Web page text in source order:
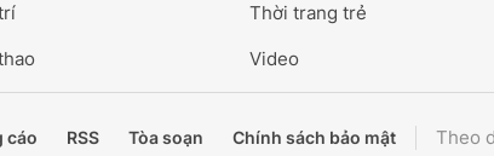
Thời trang trẻ
Video
cáo RSS Tòa soạn Chính sách bảo mật Theo